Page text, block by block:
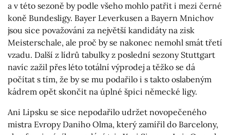
a v této sezoně by podle všeho mohlo patřit i mezi černé
koně Bundesligy. Bayer Leverkusen a Bayern Mnichov
jsou sice považováni za největší kandidáty na zisk
Meisterschale, ale proč by se nakonec nemohl smát třetí
vzadu. Další z lídrů tabulky z poslední sezony Stuttgart
navíc zažil přes léto totální výprodej a těžko se dá
počítat s tím, že by se mu podařilo i s takto oslabeným
kádrem opět skončit na úplné špici německé ligy.
Ani Lipsku se sice nepodařilo udržet novopečeného
mistra Evropy Daniho Olma, který zamířil do Barcelony,